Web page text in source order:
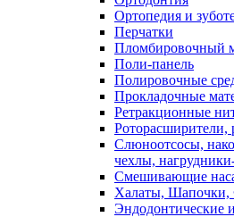
Ортопедия и
Перчатки
Пломбировочный
Поли-панель
Полировочные
Прокладочные
Ретракционные
Роторасширители,
Слюноотсосы,
чехлы,
Смешивающие
Халаты,
Эндодонтические